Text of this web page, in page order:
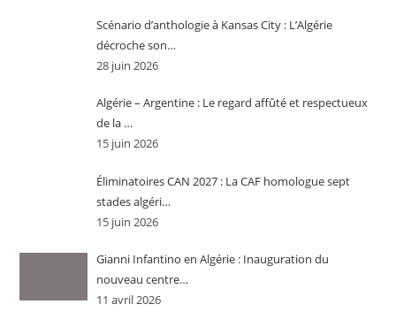
Scénario d’anthologie à Kansas City : L’Algérie
décroche son…
28 juin 2026
Algérie – Argentine : Le regard affûté et respectueux
de la …
15 juin 2026
Éliminatoires CAN 2027 : La CAF homologue sept
stades algéri…
15 juin 2026
Gianni Infantino en Algérie : Inauguration du
nouveau centre…
11 avril 2026